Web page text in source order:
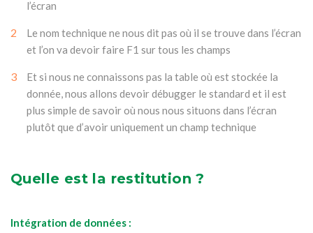
l’écran
2
Le nom technique ne nous dit pas où il se trouve dans l’écran
et l’on va devoir faire F1 sur tous les champs
3
Et si nous ne connaissons pas la table où est stockée la
donnée, nous allons devoir débugger le standard et il est
plus simple de savoir où nous nous situons dans l’écran
plutôt que d’avoir uniquement un champ technique
Quelle est la restitution ?
Intégration de données :